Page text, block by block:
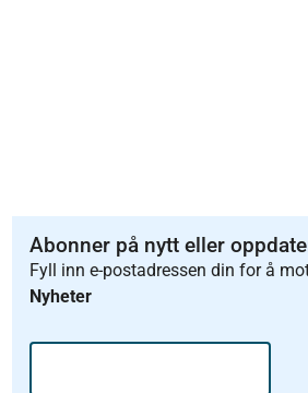
Abonner på nytt eller
Fyll inn e-postadressen din for å
Nyheter